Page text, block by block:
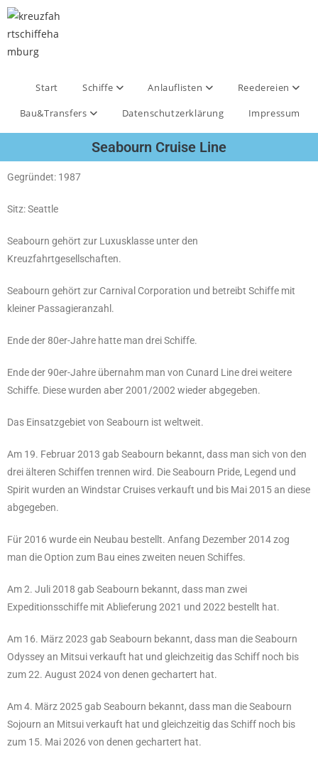
Start Schiffe Anlauflisten
Reedereien
Bau&Transfers
Datenschutzerklärung Impressum
Seabourn Cruise Line
Gegründet: 1987
Sitz: Seattle
Seabourn gehört zur Luxusklasse unter den
Kreuzfahrtgesellschaften.
Seabourn gehört zur Carnival Corporation und betreibt Schiffe mit
kleiner Passagieranzahl.
Ende der 80er-Jahre hatte man drei Schiffe.
Ende der 90er-Jahre übernahm man von Cunard Line drei weitere
Schiffe. Diese wurden aber 2001/2002 wieder abgegeben.
Das Einsatzgebiet von Seabourn ist weltweit.
Am 19. Februar 2013 gab Seabourn bekannt, dass man sich von den
drei älteren Schiffen trennen wird. Die Seabourn Pride, Legend und
Spirit wurden an Windstar Cruises verkauft und bis Mai 2015 an diese
abgegeben.
Für 2016 wurde ein Neubau bestellt. Anfang Dezember 2014 zog
man die Option zum Bau eines zweiten neuen Schiffes.
Am 2. Juli 2018 gab Seabourn bekannt, dass man zwei
Expeditionsschiffe mit Ablieferung 2021 und 2022 bestellt hat.
Am 16. März 2023 gab Seabourn bekannt, dass man die Seabourn
Odyssey an Mitsui verkauft hat und gleichzeitig das Schiff noch bis
zum 22. August 2024 von denen gechartert hat.
Am 4. März 2025 gab Seabourn bekannt, dass man die Seabourn
Sojourn an Mitsui verkauft hat und gleichzeitig das Schiff noch bis
zum 15. Mai 2026 von denen gechartert hat.